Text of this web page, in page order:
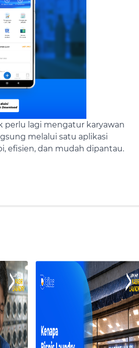
perlu lagi mengatur karyawan
melalui satu aplikasi
efisien, dan mudah dipantau.